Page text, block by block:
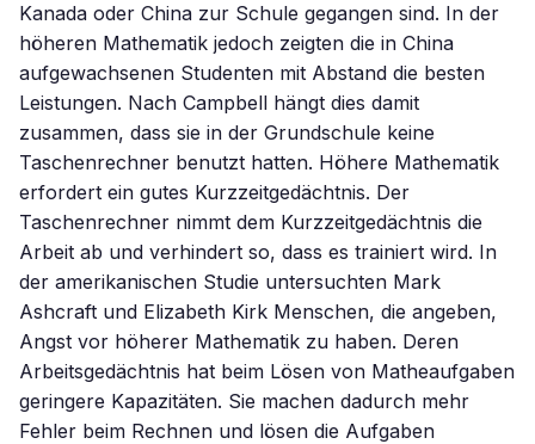
Kanada oder China zur Schule gegangen sind. In der
höheren Mathematik jedoch zeigten die in China
aufgewachsenen Studenten mit Abstand die besten
Leistungen. Nach Campbell hängt dies damit
zusammen, dass sie in der Grundschule keine
Taschenrechner benutzt hatten. Höhere Mathematik
erfordert ein gutes Kurzzeitgedächtnis. Der
Taschenrechner nimmt dem Kurzzeitgedächtnis die
Arbeit ab und verhindert so, dass es trainiert wird. In
der amerikanischen Studie untersuchten Mark
Ashcraft und Elizabeth Kirk Menschen, die angeben,
Angst vor höherer Mathematik zu haben. Deren
Arbeitsgedächtnis hat beim Lösen von Matheaufgaben
geringere Kapazitäten. Sie machen dadurch mehr
Fehler beim Rechnen und lösen die Aufgaben